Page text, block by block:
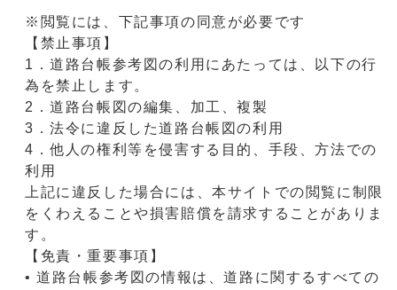
※閲覧には、下記事項の同意が必要です
【禁止事項】
1．道路台帳参考図の利用にあたっては、以下の行
為を禁止します。
2．道路台帳図の編集、加工、複製
3．法令に違反した道路台帳図の利用
4．他人の権利等を侵害する目的、手段、方法での
利用
上記に違反した場合には、本サイトでの閲覧に制限
をくわえることや損害賠償を請求することがありま
す。
【免責・重要事項】
• 道路台帳参考図の情報は、道路に関するすべての